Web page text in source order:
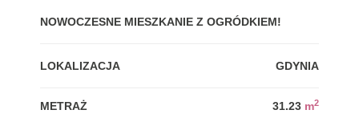
NOWOCZESNE MIESZKANIE Z OGRÓDKIEM!
LOKALIZACJA GDYNIA
METRAŻ 31.23 m2